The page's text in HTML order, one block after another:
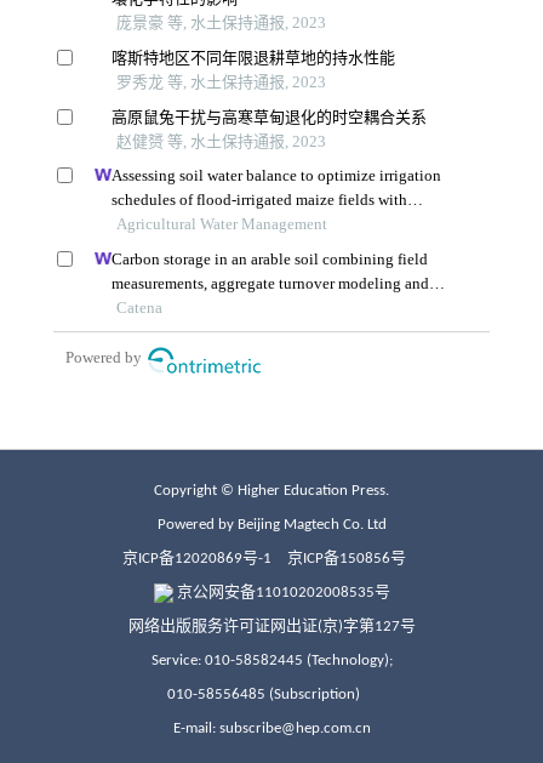
Copyright © Higher Education Press.
Powered by Beijing Magtech Co. Ltd
京ICP备12020869号-1 京ICP备150856号
京公网安备11010202008535号
网络出版服务许可证网出证(京)字第127号
Service: 010-58582445 (Technology);
010-58556485 (Subscription)
E-mail: subscribe@hep.com.cn